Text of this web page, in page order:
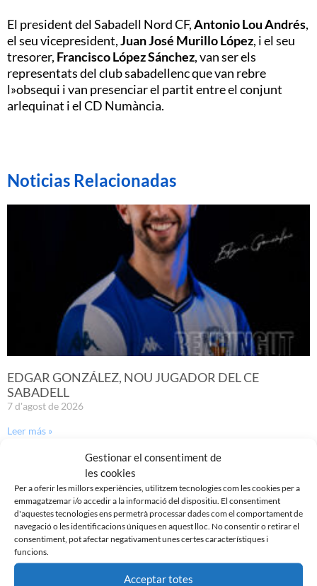
Gestionar el consentiment de
les cookies
Per a oferir les millors experiències, utilitzem tecnologies com les cookies per a
emmagatzemar i/o accedir a la informació del dispositiu. El consentiment
d'aquestes tecnologies ens permetrà processar dades com el comportament de
navegació o les identificacions úniques en aquest lloc. No consentir o retirar el
consentiment, pot afectar negativament unes certes característiques i
funcions.
Acceptar totes
El president del Sabadell Nord CF,Antonio Lou Andrés,
el seu vicepresident,Juan José Murillo López, i el seu
tresorer, Francisco López Sánchez, van ser els
representats del club sabadellenc que van rebre
l»obsequi i van presenciar el partit entre el conjunt
arlequinat i el CD Numància.
Noticias Relacionadas
EDGAR GONZÁLEZ, NOU JUGADOR DEL CE
SABADELL
7 d'agost de 2026
Leer más »